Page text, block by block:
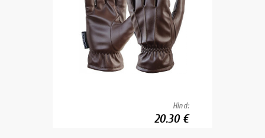
Hind:
20.30 €